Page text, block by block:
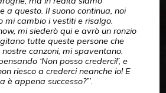
a questo. Il suono continua, noi
mi cambio i vestiti e risalgo.
mi siederò qui e avrò un ronzio
tutte queste persone che
canzoni, mi spaventano.
‘Non posso crederci!’, e
riesco a crederci neanche io! E
è appena successo?’”.